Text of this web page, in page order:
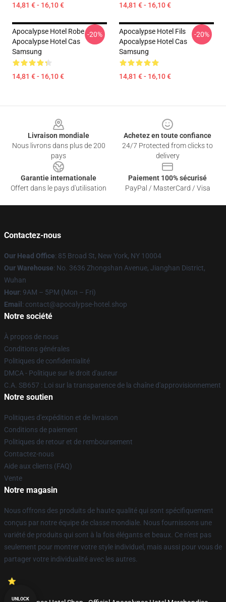
14,81 € - 16,10 € 14,81 € - 16,10 €
Apocalypse Hotel Robe
Apocalypse Hotel Cas
Samsung
14,81 € - 16,10 €
-20%
Apocalypse Hotel Fils
Apocalypse Hotel Cas
Samsung
14,81 € - 16,10 €
-20%
Livraison mondiale
Nous livrons dans plus de 200
pays
Achetez en toute confiance
24/7 Protected from clicks to
delivery
Garantie internationale
Offert dans le pays d'utilisation
Paiement 100% sécurisé
PayPal / MasterCard / Visa
Contactez-nous
Our Head Office: 85 Broad St, New York, NY 10004
Our Warehouse: No. 3636 Zhongshan Avenue, Jianghan District,
Wuhan
Hour: 9AM – 5PM (Mon – Fri)
Email : contact@apocalypse-hotel.shop
Notre société
À propos de nous
Conditions générales
Politiques de confidentialité
DMCA - Politique sur le droit d'auteur
C.A. SB657 : Loi sur la transparence de la chaîne d'approvisionnement
Notre soutien
Politiques d'expédition et de livraison
Conditions de paiement
Politiques de retour et de remboursement
Contactez-nous
Aide aux clients (FAQ)
Vente
Notre magasin
Nous offrons des produits de haute qualité qui sont spécifiquement
conçus par notre équipe de classe mondiale. Nous fournissons une
variété de produits qui sont à la fois élégants et beaux. Ce n'est pas
seulement pour montrer votre style individuel, mais aussi pour vous de
partager votre individualité avec les autres.
UNLOCK